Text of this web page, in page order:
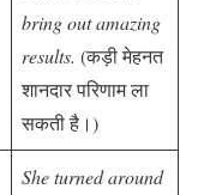
bring out amazing
results. (कड़ी मेहनत
शानदार परिणाम ला
सकती है।)
She turned around